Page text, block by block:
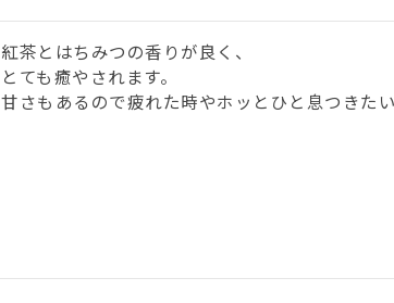
紅茶とはちみつの香りが良く、
とても癒やされます。